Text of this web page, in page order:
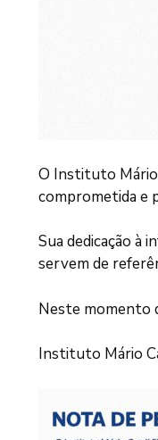
O Instituto Mário
comprometida e
Sua dedicação à
servem de
Neste momento
Instituto Mário